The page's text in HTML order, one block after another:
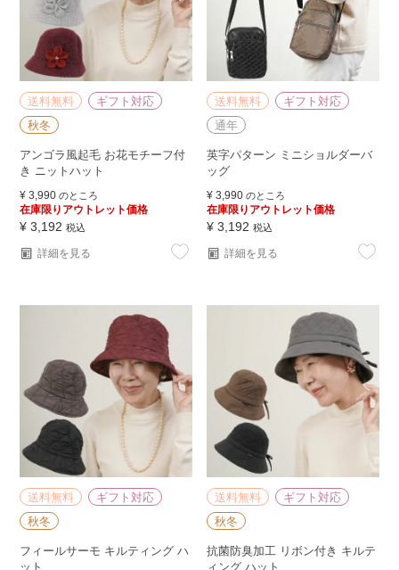
送料無料
ギフト対応
秋冬
アンゴラ風起毛 お花モチーフ付
き ニットハット
¥ 3,990 のところ
在庫限りアウトレット価格
¥ 3,192 税込
詳細を見る
送料無料
ギフト対応
通年
英字パターン ミニショルダーバ
ッグ
¥ 3,990 のところ
在庫限りアウトレット価格
¥ 3,192 税込
詳細を見る
送料無料
ギフト対応
秋冬
フィールサーモ キルティング ハ
ット
送料無料
ギフト対応
秋冬
抗菌防臭加工 リボン付き キルテ
ィング ハット